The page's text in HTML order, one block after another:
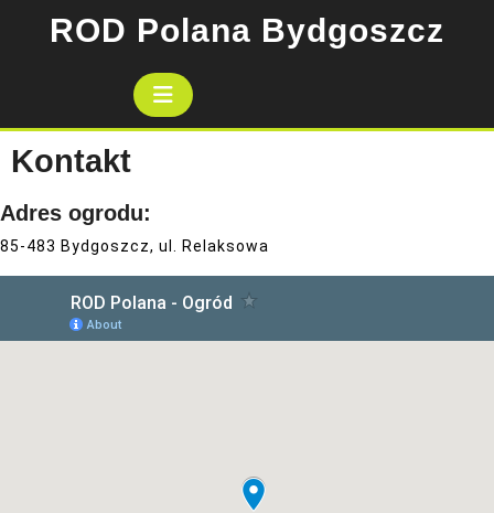
ROD Polana Bydgoszcz
Open
Kontakt
Adres ogrodu:
85-483 Bydgoszcz, ul. Relaksowa